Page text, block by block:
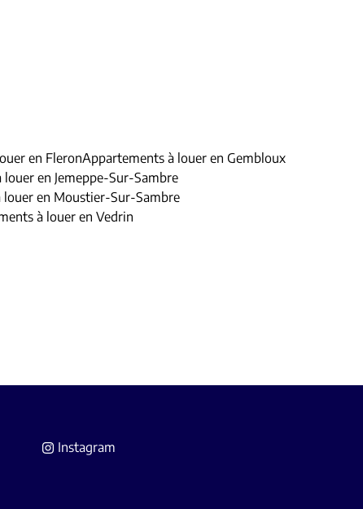
en FleronAppartements à louer en Gembloux
en Jemeppe-Sur-Sambre
en Moustier-Sur-Sambre
à louer en Vedrin
Instagram